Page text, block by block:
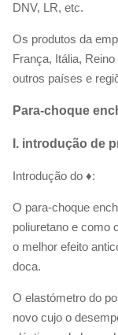
DNV, LR, etc.
Os produtos da
França, Itália,
outros países e
Para-choque
I. introdução de
Introdução do ♦:
O para-choque
poliuretano e como
o melhor efeito
doca.
O elastómetro do
novo cujo o